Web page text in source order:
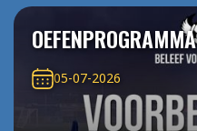
OEFENPROGRAMMA
05-07-2026